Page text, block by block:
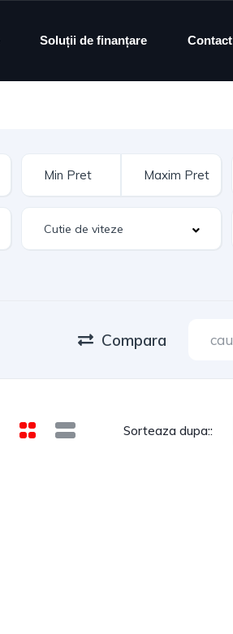
Soluții de finanțare Contact
Compara
Sorteaza dupa::